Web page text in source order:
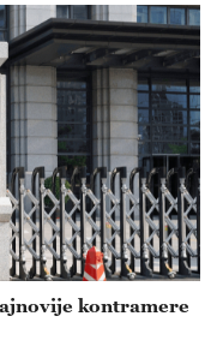
kontramere